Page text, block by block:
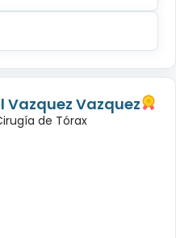
Vazquez Vazquez
de Tórax